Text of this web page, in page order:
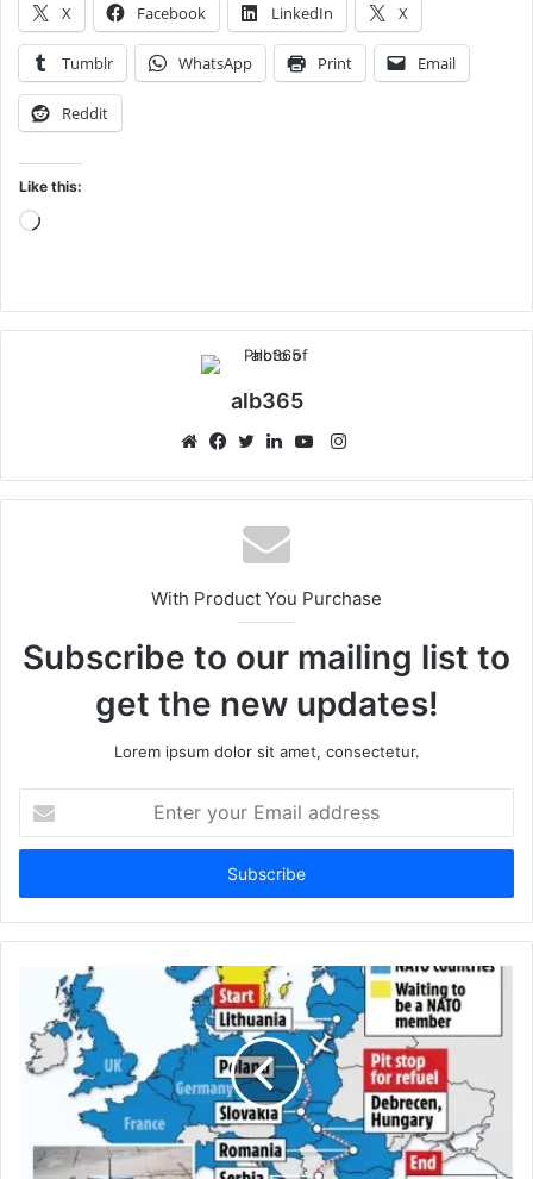
X Facebook LinkedIn X
Tumblr WhatsApp Print Email
Reddit
Like this:
Loading…
alb365
Instagram
With Product You Purchase
Subscribe to our mailing list to
get the new updates!
Lorem ipsum dolor sit amet, consectetur.
your
Email